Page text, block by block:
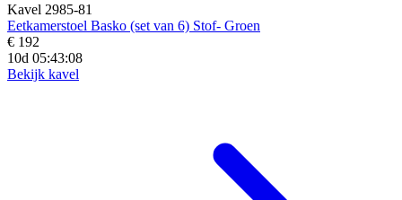
Kavel 2985-81
Eetkamerstoel Basko (set van 6) Stof- Groen
€ 192
10d 05:43:06
Bekijk kavel